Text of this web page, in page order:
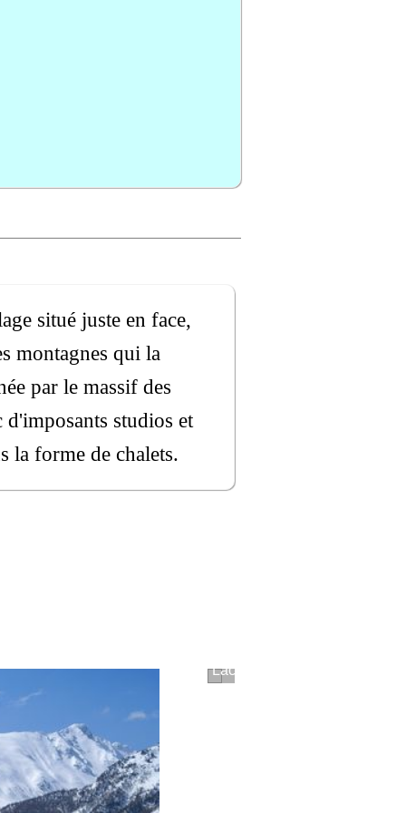
situé juste en face,
montagnes qui la
par le massif des
studios et
la forme de chalets.
Ponçon (Hautes-Alpes)